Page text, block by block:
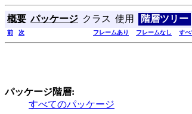
概要 パッケージ クラス 使用 階層ツリー
前 次 フレームあり フレームなし すべ
パッケージ階層:
すべてのパッケージ